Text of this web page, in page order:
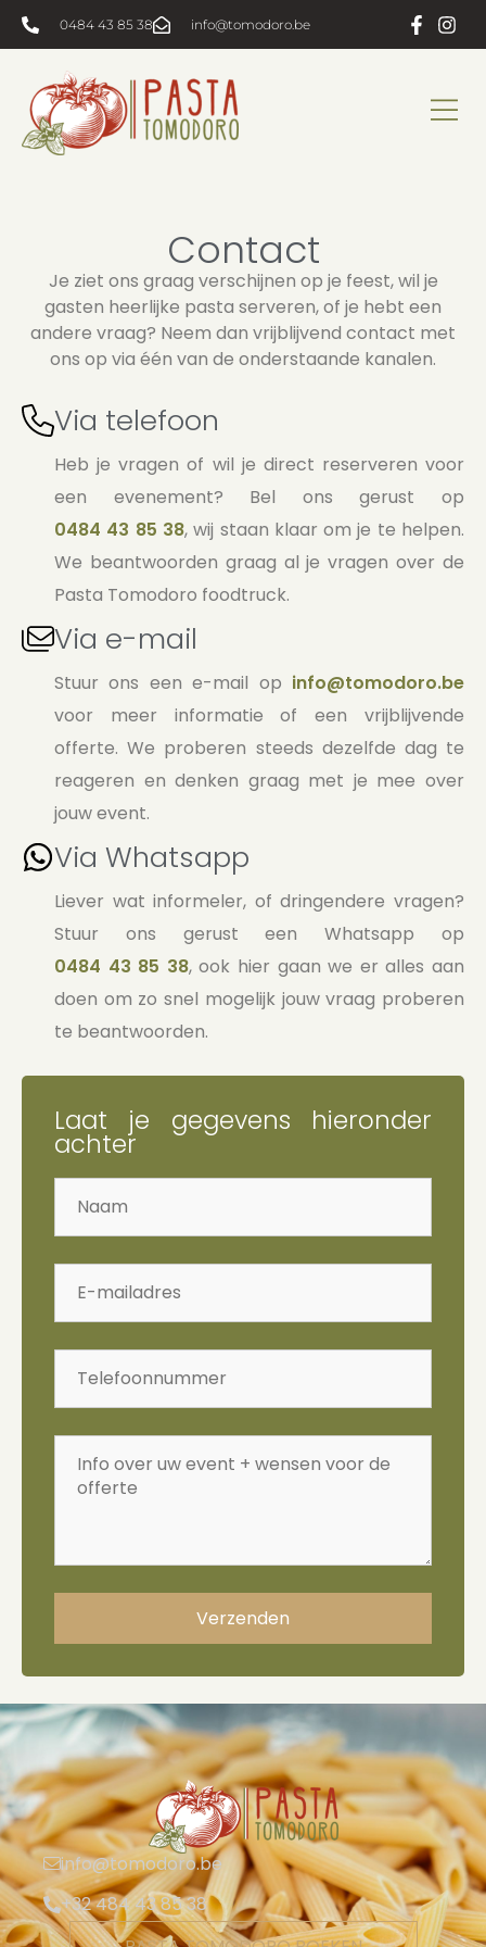
0484 43 85 38 info@tomodoro.be
Contact
Je ziet ons graag verschijnen op je feest, wil je
gasten heerlijke pasta serveren, of je hebt een
andere vraag? Neem dan vrijblijvend contact met
ons op via één van de onderstaande kanalen.
Via telefoon
Heb je vragen of wil je direct reserveren voor
een evenement? Bel ons gerust op
0484 43 85 38, wij staan klaar om je te helpen.
We beantwoorden graag al je vragen over de
Pasta Tomodoro foodtruck.
Via e-mail
Stuur ons een e-mail op info@tomodoro.be
voor meer informatie of een vrijblijvende
offerte. We proberen steeds dezelfde dag te
reageren en denken graag met je mee over
jouw event.
Via Whatsapp
Liever wat informeler, of dringendere vragen?
Stuur ons gerust een Whatsapp op
0484 43 85 38, ook hier gaan we er alles aan
doen om zo snel mogelijk jouw vraag proberen
te beantwoorden.
Laat je gegevens hieronder
achter
Verzenden
info@tomodoro.be
+32 484 43 85 38